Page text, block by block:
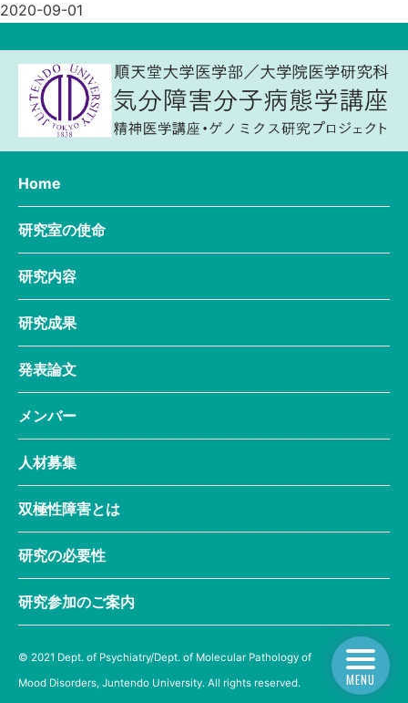
MENU
2020-09-01
Home
研究室の使命
研究内容
研究成果
発表論文
メンバー
人材募集
双極性障害とは
研究の必要性
研究参加のご案内
© 2021 Dept. of Psychiatry/Dept. of Molecular Pathology of
Mood Disorders, Juntendo University. All rights reserved.